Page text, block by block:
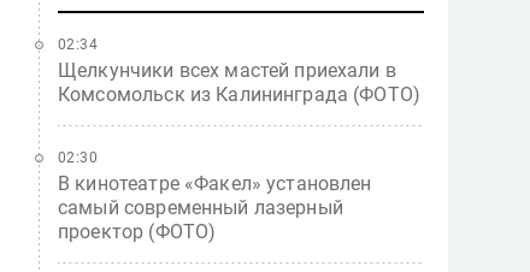
Щелкунчики всех мастей приехали в
Комсомольск из Калининграда (ФОТО)
02:34
В кинотеатре «Факел» установлен
самый современный лазерный
проектор (ФОТО)
02:30